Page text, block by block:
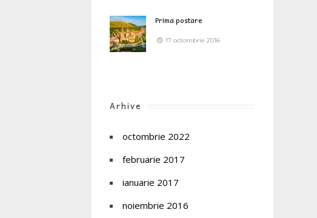
Prima postare
17 octombrie 2016
Arhive
octombrie 2022
februarie 2017
ianuarie 2017
noiembrie 2016